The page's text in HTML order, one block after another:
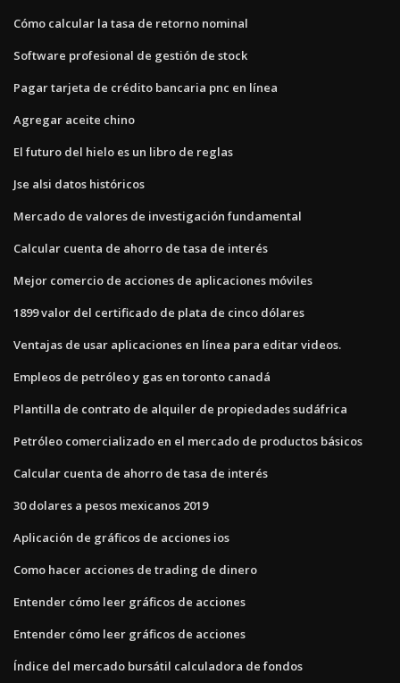
Cómo calcular la tasa de retorno nominal
Software profesional de gestión de stock
Pagar tarjeta de crédito bancaria pnc en línea
Agregar aceite chino
El futuro del hielo es un libro de reglas
Jse alsi datos históricos
Mercado de valores de investigación fundamental
Calcular cuenta de ahorro de tasa de interés
Mejor comercio de acciones de aplicaciones móviles
1899 valor del certificado de plata de cinco dólares
Ventajas de usar aplicaciones en línea para editar videos.
Empleos de petróleo y gas en toronto canadá
Plantilla de contrato de alquiler de propiedades sudáfrica
Petróleo comercializado en el mercado de productos básicos
Calcular cuenta de ahorro de tasa de interés
30 dolares a pesos mexicanos 2019
Aplicación de gráficos de acciones ios
Como hacer acciones de trading de dinero
Entender cómo leer gráficos de acciones
Entender cómo leer gráficos de acciones
Índice del mercado bursátil calculadora de fondos